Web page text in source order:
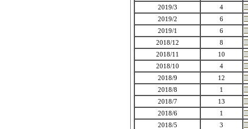
2019/3
4
2019/2
6
2019/1
6
2018/12
8
2018/11
10
2018/10
4
2018/9
12
2018/8
1
2018/7
13
2018/6
1
2018/5
3